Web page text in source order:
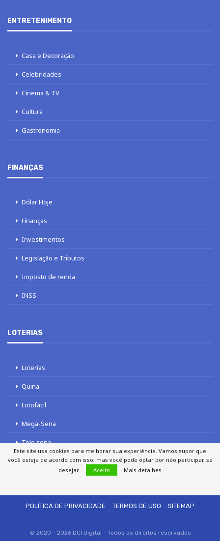
ENTRETENIMENTO
Casa e Decoração
Celebridades
Cinema & TV
Cultura
Gastronomia
FINANÇAS
Dólar Hoje
Finanças
Investimentos
Legislação e Tributos
Imposto de renda
INSS
LOTERIAS
Loterias
Quina
Lotofácil
Mega-Sena
Tele sena
POLÍTICA DE PRIVACIDADE
TERMOS DE USO SITEMAP
© 2020 - 2026 DCI Digital - Todos os direitos reservados
Este site usa cookies para melhorar sua experiência. Vamos supor que
você esteja de acordo com isso, mas você pode optar por não participar, se
desejar.
Aceito Mais detalhes